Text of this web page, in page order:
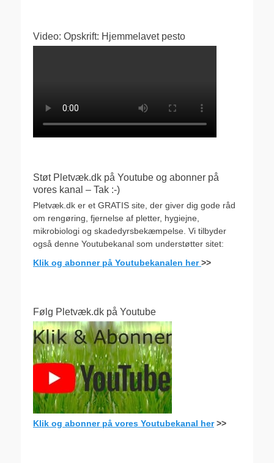
Video: Opskrift: Hjemmelavet pesto
Støt Pletvæk.dk på Youtube og abonner på
vores kanal – Tak :-)
Pletvæk.dk er et GRATIS site, der giver dig gode råd
om rengøring, fjernelse af pletter, hygiejne,
mikrobiologi og skadedyrsbekæmpelse. Vi tilbyder
også denne Youtubekanal som understøtter sitet:
Klik og abonner på Youtubekanalen her>>
Følg Pletvæk.dk på Youtube
Klik og abonner på vores Youtubekanal her>>